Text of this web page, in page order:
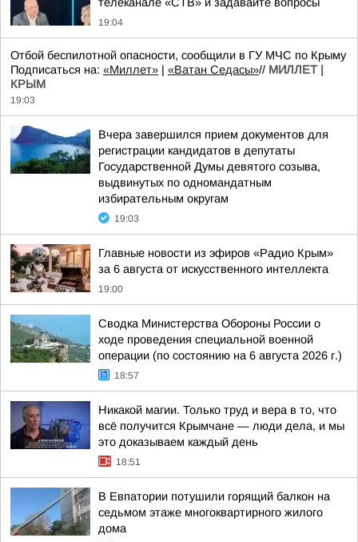
19:04
Отбой беспилотной опасности, сообщили в ГУ МЧС по Крыму
Подписаться на: «Миллет» | «Ватан Седасы»// МИЛЛЕТ |
КРЫМ
19:03
Вчера завершился прием документов для
регистрации кандидатов в депутаты
Государственной Думы девятого созыва,
выдвинутых по одномандатным
избирательным округам
19:03
Главные новости из эфиров «Радио Крым»
за 6 августа от искусственного интеллекта
19:00
Сводка Министерства Обороны России о
ходе проведения специальной военной
операции (по состоянию на 6 августа 2026 г.)
18:57
Никакой магии. Только труд и вера в то, что
всё получится Крымчане — люди дела, и мы
это доказываем каждый день
18:51
В Евпатории потушили горящий балкон на
седьмом этаже многоквартирного жилого
дома